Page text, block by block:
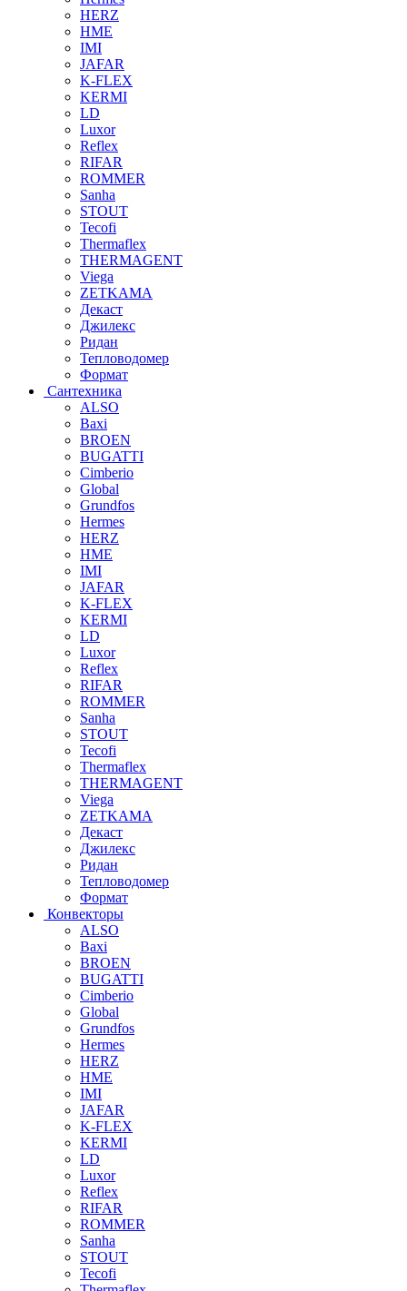
HERZ
HME
IMI
JAFAR
K-FLEX
KERMI
LD
Luxor
Reflex
RIFAR
ROMMER
Sanha
STOUT
Tecofi
Thermaflex
THERMAGENT
Viega
ZETKAMA
Декаст
Джилекс
Ридан
Тепловодомер
Формат
Сантехника
ALSO
Baxi
BROEN
BUGATTI
Cimberio
Global
Grundfos
Hermes
HERZ
HME
IMI
JAFAR
K-FLEX
KERMI
LD
Luxor
Reflex
RIFAR
ROMMER
Sanha
STOUT
Tecofi
Thermaflex
THERMAGENT
Viega
ZETKAMA
Декаст
Джилекс
Ридан
Тепловодомер
Формат
Конвекторы
ALSO
Baxi
BROEN
BUGATTI
Cimberio
Global
Grundfos
Hermes
HERZ
HME
IMI
JAFAR
K-FLEX
KERMI
LD
Luxor
Reflex
RIFAR
ROMMER
Sanha
STOUT
Tecofi